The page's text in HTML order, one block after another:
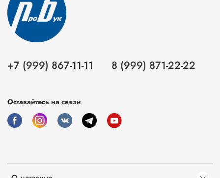
+7 (999) 867-11-11 8 (999) 871-22-22
Оставайтесь на связи